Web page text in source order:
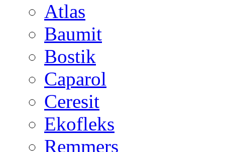
Atlas
Baumit
Bostik
Caparol
Ceresit
Ekofleks
Remmers